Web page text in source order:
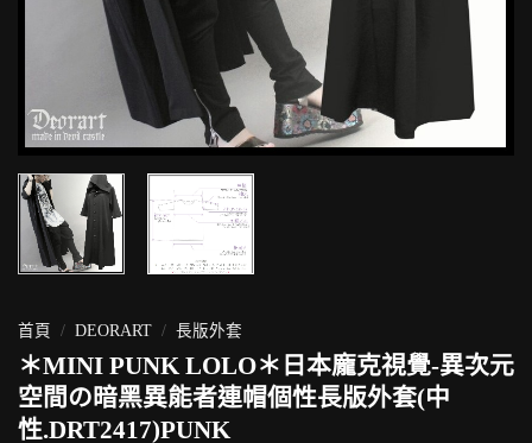
首頁 / DEORART / 長版外套
＊MINI PUNK LOLO＊日本龐克視覺-異次元
空間の暗黑異能者連帽個性長版外套(中
性.DRT2417)PUNK